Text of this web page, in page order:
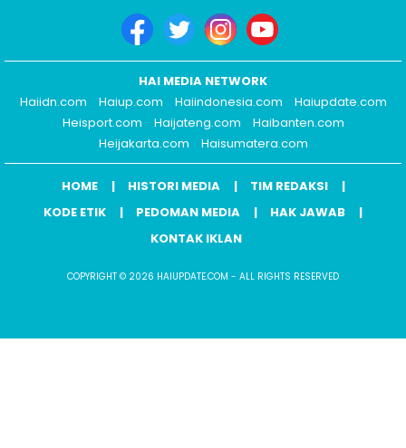
HAI MEDIA NETWORK
Haiidn.com
Haiup.com Haiindonesia.com
Haiupdate.com
Heisport.com
Haijateng.com
Haibanten.com
Heijakarta.com
Haisumatera.com
HOME HISTORI MEDIA
TIM REDAKSI
KODE ETIK
PEDOMAN MEDIA
HAK JAWAB
KONTAK IKLAN
COPYRIGHT © 2026 HAIUPDATE.COM - ALL RIGHTS RESERVED